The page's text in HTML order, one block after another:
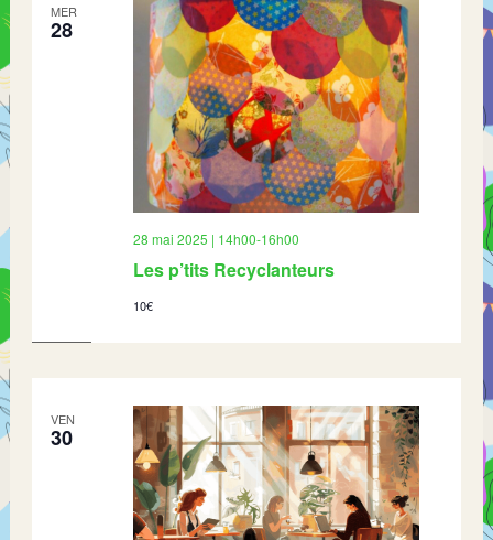
MER
28
Les p’tits Recyclanteurs
28 mai 2025 | 14h00-16h00
10€
VEN
30